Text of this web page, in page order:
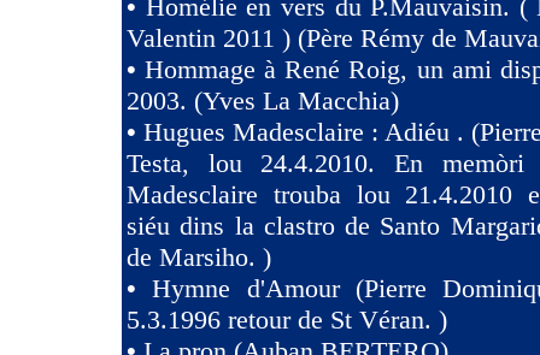
• Homélie en vers du P.Mauvaisin. (
Valentin 2011 ) (Père Rémy de
•Hommage à René Roig, un ami
2003. (Yves La Macchia)
• Hugues Madesclaire : Adiéu .
Testa, lou 24.4.2010. En memòri
Madesclaire trouba lou 21.4.2010
siéu dins la clastro de Santo
de Marsiho. )
•Hymne d'Amour (Pierre
5.3.1996 retour de St Véran. )